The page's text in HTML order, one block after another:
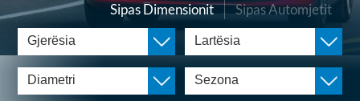
Sipas Dimensionit Sipas Automjetit
Gjerësia Lartësia
Diametri Sezona